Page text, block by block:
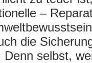
–
die
Denn selbst,